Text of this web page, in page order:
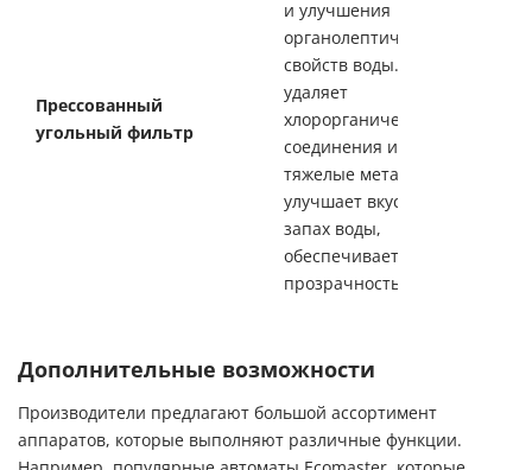
Прессованный
угольный фильтр
и улучшения
органолептических
свойств воды.
удаляет
хлорорганические
соединения и
тяжелые металлы;
улучшает вкус и
запах воды,
обеспечивает ее
прозрачность.
Дополнительные возможности
Производители предлагают большой ассортимент
аппаратов, которые выполняют различные функции.